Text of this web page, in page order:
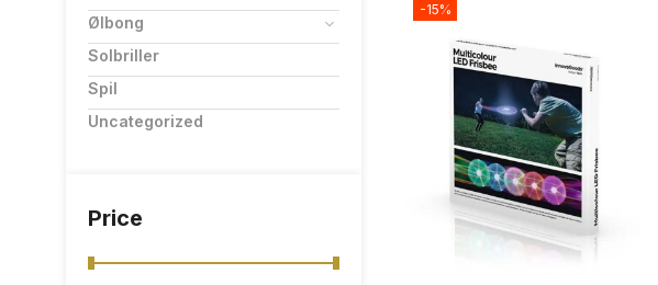
Ølbong
Solbriller
Spil
Uncategorized
Price
-15%